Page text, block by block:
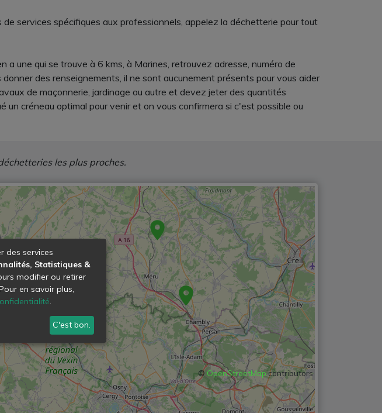
services spécifiques aux professionnels, appelez la déchetterie pour tout
une qui se trouve à 6 kms, à Marines, retrouvez adresse, numéro de
des renseignements, il ne sont aucunement présents pour vous aider
de maçonnerie, jardinage ou autre et devez jeter des quantités
créneau optimal pour venir et on vous confirmera si c'est possible ou
les plus proches.
© OpenStreetMapcontributors
des services
Statistiques &
modifier ou retirer
en savoir plus,
.
C'est bon.